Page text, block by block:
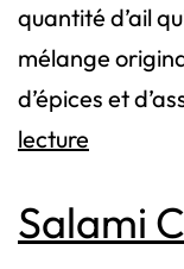
quantité d’ail
mélange
d’épices et
lecture
Salami